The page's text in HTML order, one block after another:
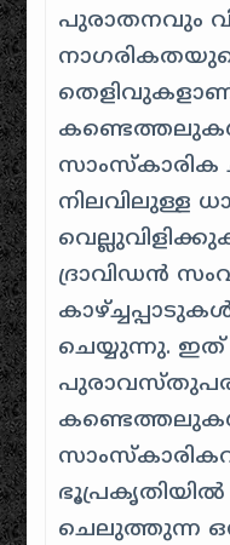
പുരാതനവും
സാംസ്കാരിക
നിലവിലുള്ള
ദ്രാവിഡൻ
ചെയ്യുന്നു. ഇത്
ഭൂപ്രകൃതിയിൽ
ചെലുത്തുന്ന